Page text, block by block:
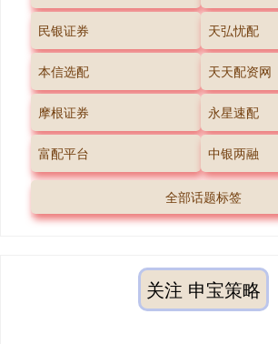
民银证券 天弘忧配
本信选配 天天配资网
摩根证券 永星速配
富配平台 中银两融
全部话题标签
关注 申宝策略